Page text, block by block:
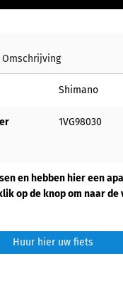
Omschrijving
Shimano
1VG98030
en hebben hier een
op de knop om naar de
Huur hier uw fiets